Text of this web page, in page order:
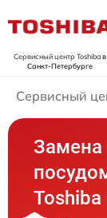
Сервисный центр Toshibaв
Санкт-Петербурге
Сервисный
Замена
Toshiba